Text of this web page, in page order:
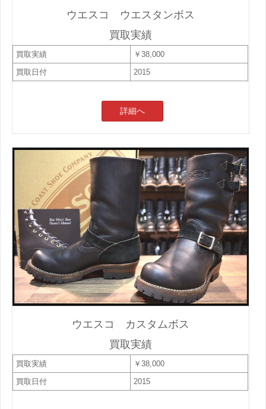
ウエスコ ウエスタンボス
買取実績
買取実績
￥38,000
買取日付
2015
詳細へ
ウエスコ カスタムボス
買取実績
買取実績
￥38,000
買取日付
2015